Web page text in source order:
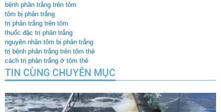
bệnh phân trắng trên tôm
tôm bị phân trắng
trị phân trắng trên tôm
thuốc đặc trị phân trắng
nguyên nhân tôm bị phân trắng
trị bệnh phân trắng trên tôm thẻ
cách trị phân trắng ở tôm thẻ
TIN CÙNG CHUYÊN MỤC